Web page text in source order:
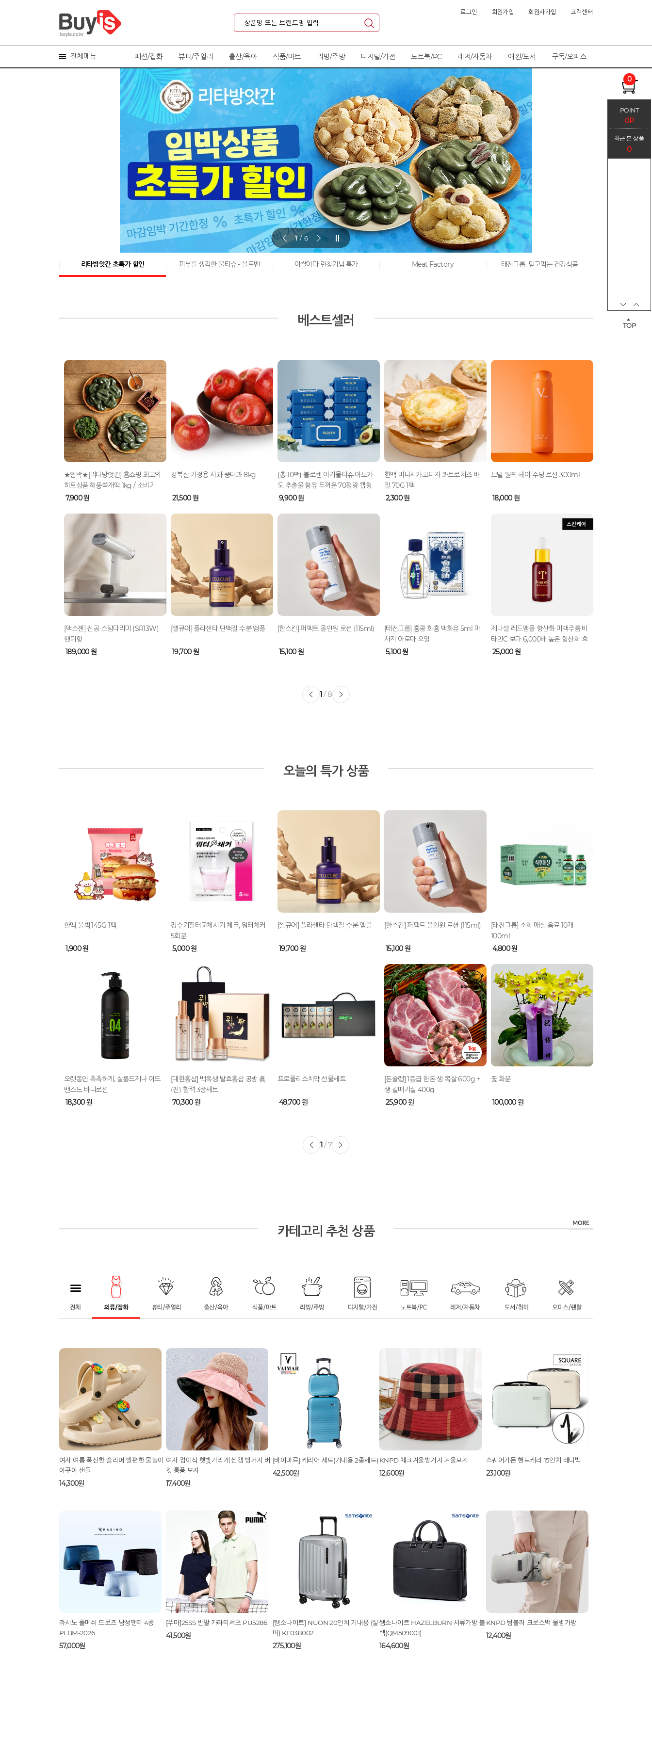
로그인 회원가입 회원사가입 고객센터
전체메뉴 패션/잡화 뷰티/주얼리 출산/육아 식품/마트 리빙/주방 디지털/가전 노트북/PC 레저/자동차 애완/도서 구독/오피스
0
POINT
0P
최근 본 상품
0
TOP
1/ 6
리타방앗간 초특가 할인 피부를 생각한 물티슈 - 블로벤 이쌀이다 런칭기념 특가 Meat Factory 태전그룹_믿고먹는 건강식품
베스트셀러
★임박★[리타방앗간] 홈쇼핑 최고의
히트상품 해풍쑥개떡 1kg / 소비기
한 2026/9/14
7,900 원
경북산 가정용 사과 중대과 8kg
21,500 원
(총 10팩) 블로벤 아기물티슈 아보카
도 추출물 함유 두꺼운 70평량 캡형
프리미엄 초순수 엠보싱 물티슈 대용
9,900 원
한맥 미니시카고피자 콰트로치즈 바
질 70G 1팩
2,300 원
브넬 원픽 헤어 수딩 로션 300ml
18,000 원
[맥스젠] 진공 스팀다리미 (SR13W)
핸디형
189,000 원
[셀큐어] 플라센타 단백질 수분 앰플
19,700 원
[한스킨] 퍼펙트 올인원 로션 (115ml)
15,100 원
[태전그룹] 홍콩 화흥 백화유 5ml 마
사지 아로마 오일
5,100 원
제나셀 레드앰플 항산화 미백주름 비
타민C 보다 6,000배 높은 항산화 효
과! 미백 주름개선 안티에이징 스킨
25,000 원
1/ 8
오늘의 특가 상품
한맥 불벅 145G 1팩
1,900 원
정수기필터교체시기 체크, 워터체커
5회분
5,000 원
[셀큐어] 플라센타 단백질 수분 앰플
19,700 원
[한스킨] 퍼펙트 올인원 로션 (115ml)
15,100 원
[태전그룹] 소화 매실 음료 10개
100ml
4,800 원
오랫동안 촉촉하게, 살롱드제나 어드
밴스드 바디로션
18,300 원
[대한홍삼] 백옥생 발효홍삼 공방 眞
(진) 활력 3종세트
70,300 원
프로폴리스치약 선물세트
48,700 원
[돈슐랭] 1등급 한돈 생 목살 600g +
생 갈매기살 400g
25,900 원
꽃 화분
100,000 원
1/ 7
카테고리 추천 상품
휴대용 손톱깎이세트 여행용 파우치 고
급형 7종(색상랜덤)
15,000원
닥터멜라신 아이팔트 아이백크림
28,800원
아이캔디 레인보우 볼륨 S 브러쉬 (미디
움)
아이캔디 레인보우 볼륨 S 브러쉬 (라지)
13,000원
[다이아피아] 시카 릴리프 각질 모공 피
지 패드
[다이아피아] 민감성 혼합자차 데일리
UV 겉보속촉 디펜스 선 크림
13,500원
[다이아피아] 멜로우 디 편백 릴리프 듀
오 세트
[다이아피아] 멜로우 디 편백 릴리프 토
너
12,500원
[다이아피아] 데쥬벤트 아이컨투어 세럼
20,800원
[다이아피아] 데쥬벤트 뉴트리션 파인라
인